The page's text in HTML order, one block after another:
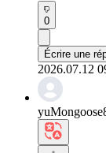
0
Écrire une
2026.07.12